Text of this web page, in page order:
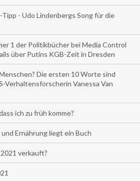
- Udo Lindenbergs Song für die
1 der Politikbücher bei Media Control
über Putins KGB-Zeit in Dresden
Die ersten 10 Worte sind
Verhaltensforscherin Vanessa Van
ich zu früh komme?
Ernährung liegt ein Buch
verkauft?